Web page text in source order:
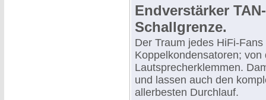
Endverstärker
Schallgrenze.
Der Traum jedes HiFi-
Koppelkondensatoren;
Lautsprecherklemmen.
und lassen auch den
allerbesten Durchlauf.